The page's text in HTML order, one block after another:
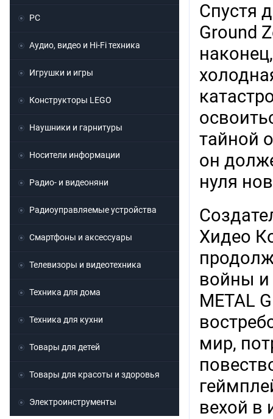
Спустя
Ground
тайной
он
нуля
Хидео
войны и
METAL
мир,
вехой в
PC
Аудио, видео и Hi-Fi техника
Игрушки и игры
Конструкторы LEGO
Наушники и гарнитуры
Носители информации
Радио- и видеоняни
Радиоуправляемые устройства
Смартфоны и аксессуары
Телевизоры и видеотехника
Техника для дома
Техника для кухни
Товары для детей
Товары для красоты и здоровья
Электроинструменты